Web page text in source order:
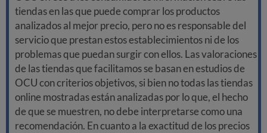
tiendas en las que puede comprar los productos
analizados al mejor precio, pero no es responsable del
servicio que prestan estos establecimientos ni de los
problemas que puedan surgir con ellos. Las valoraciones
de las tiendas que facilitamos se basan en estudios de
OCU con criterios objetivos, si bien no todas las tiendas
online mostradas están analizadas por lo que, el hecho
de que se muestren, no debe interpretarse como una
recomendación. En cuanto a la exactitud de los precios